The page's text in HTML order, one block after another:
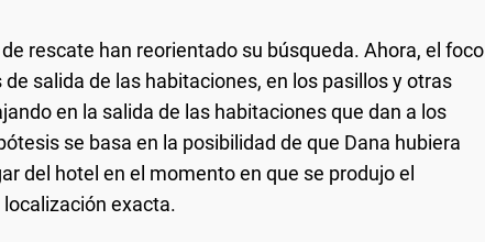
rescate han reorientado su búsqueda. Ahora, el foco
salida de las habitaciones, en los pasillos y otras
en la salida de las habitaciones que dan a los
se basa en la posibilidad de que Dana hubiera
del hotel en el momento en que se produjo el
exacta.